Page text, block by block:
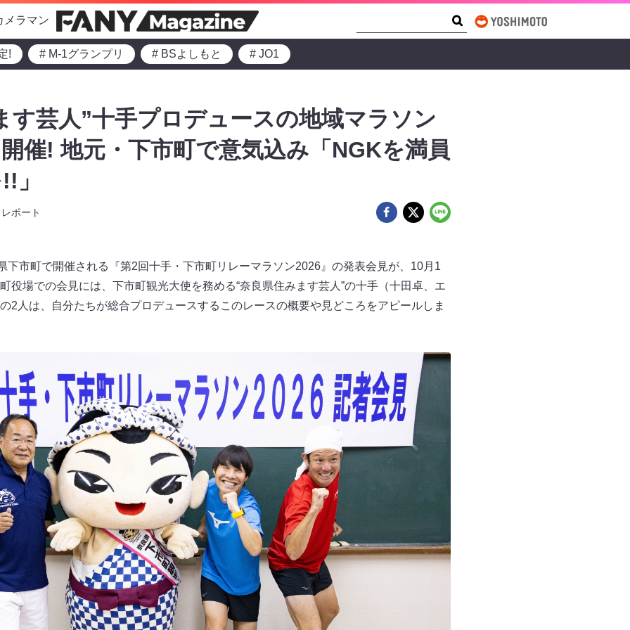
メラマン
! # M-1グランプリ # BSよしもと # JO1
す芸人”十手プロデュースの地域マラソン
催! 地元・下市町で意気込み「NGKを満員
」
レポート
下市町で開催される『第2回十手・下市町リレーマラソン2026』の発表会見が、10月1
役場での会見には、下市町観光大使を務める“奈良県住みます芸人”の十手（十田卓、エ
2人は、自分たちが総合プロデュースするこのレースの概要や見どころをアピールしま